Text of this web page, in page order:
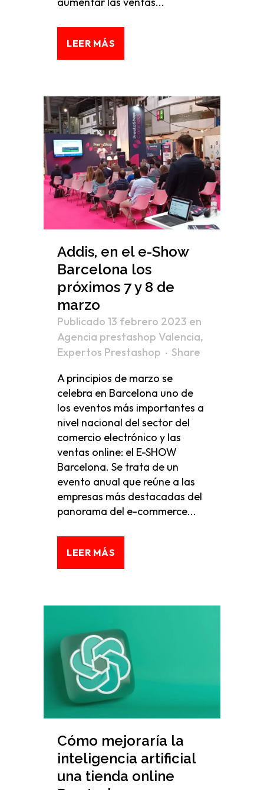
LEER MÁS
Addis, en el e-Show
Barcelona los
próximos 7 y 8 de
marzo
Publicado 13 febrero 2023 en
Agencia prestashop Valencia,
Expertos Prestashop
Share
A principios de marzo se
celebra en Barcelona uno de
los eventos más importantes a
nivel nacional del sector del
comercio electrónico y las
ventas online: el E-SHOW
Barcelona. Se trata de un
evento anual que reúne a las
empresas más destacadas del
panorama del e-commerce...
LEER MÁS
Cómo mejoraría la
inteligencia artificial
una tienda online